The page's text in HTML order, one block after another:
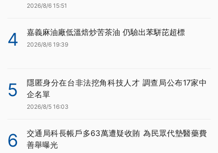
2026/8/6 15:51
4 嘉義麻油廠低溫焙炒苦茶油 仍驗出苯駢芘超標
2026/8/6 19:39
5
隱匿身分在台非法挖角科技人才 調查局公布17家中
企名單
2026/8/5 16:03
6
交通局科長帳戶多63萬遭疑收賄 為民眾代墊醫藥費
善舉曝光